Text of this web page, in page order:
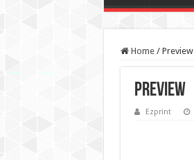
Home / Preview
Preview
Ezprint